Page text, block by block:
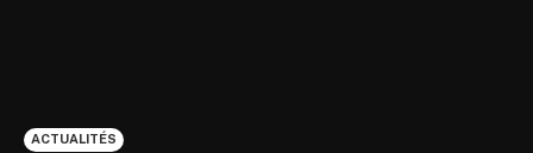
ACTUALITÉS